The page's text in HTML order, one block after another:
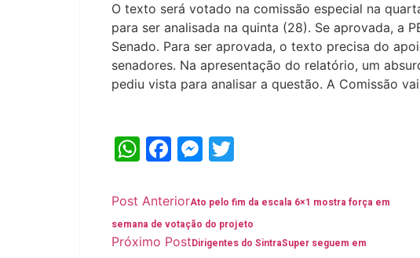
O texto será votado na comissão especial na
para ser analisada na quinta (28). Se aprovada, a
Senado. Para ser aprovada, o texto precisa do
senadores. Na apresentação do relatório, um
pediu vista para analisar a questão. A Comissão
WhatsApp
Facebook
Messenger
Post AnteriorAto pelo fim da escala 6×1 mostra força em
semana de votação do projeto
Próximo PostDirigentes do SintraSuper seguem em